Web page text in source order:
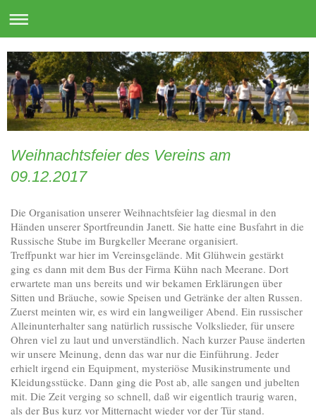
Weihnachtsfeier des Vereins am
09.12.2017
Die Organisation unserer Weihnachtsfeier lag diesmal in den
Händen unserer Sportfreundin Janett. Sie hatte eine Busfahrt in die
Russische Stube im Burgkeller Meerane organisiert.
Treffpunkt war hier im Vereinsgelände. Mit Glühwein gestärkt
ging es dann mit dem Bus der Firma Kühn nach Meerane. Dort
erwartete man uns bereits und wir bekamen Erklärungen über
Sitten und Bräuche, sowie Speisen und Getränke der alten Russen.
Zuerst meinten wir, es wird ein langweiliger Abend. Ein russischer
Alleinunterhalter sang natürlich russische Volkslieder, für unsere
Ohren viel zu laut und unverständlich. Nach kurzer Pause änderten
wir unsere Meinung, denn das war nur die Einführung. Jeder
erhielt irgend ein Equipment, mysteriöse Musikinstrumente und
Kleidungsstücke. Dann ging die Post ab, alle sangen und jubelten
mit. Die Zeit verging so schnell, daß wir eigentlich traurig waren,
als der Bus kurz vor Mitternacht wieder vor der Tür stand.